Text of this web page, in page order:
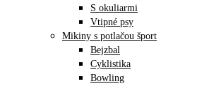
S okuliarmi
Vtipné psy
Mikiny s potlačou šport
Bejzbal
Cyklistika
Bowling